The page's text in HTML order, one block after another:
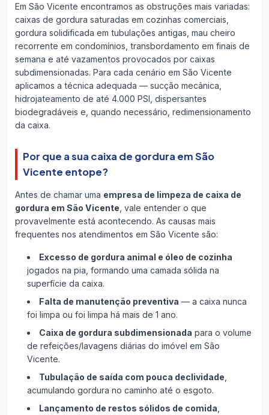
Em São Vicente encontramos as obstruções mais variadas:
caixas de gordura saturadas em cozinhas comerciais,
gordura solidificada em tubulações antigas, mau cheiro
recorrente em condomínios, transbordamento em finais de
semana e até vazamentos provocados por caixas
subdimensionadas. Para cada cenário em São Vicente
aplicamos a técnica adequada — sucção mecânica,
hidrojateamento de até 4.000 PSI, dispersantes
biodegradáveis e, quando necessário, redimensionamento
da caixa.
Por que a sua caixa de gordura em São
Vicente entope?
Antes de chamar uma empresa de limpeza de caixa de
gordura em São Vicente , vale entender o que
provavelmente está acontecendo. As causas mais
frequentes nos atendimentos em São Vicente são:
Excesso de gordura animal e óleo de cozinha
jogados na pia, formando uma camada sólida na
superfície da caixa.
Falta de manutenção preventiva — a caixa nunca
foi limpa ou foi limpa há mais de 1 ano.
Caixa de gordura subdimensionada para o volume
de refeições/lavagens diárias do imóvel em São
Vicente.
Tubulação de saída com pouca declividade
acumulando gordura no caminho até o esgoto.
Lançamento de restos sólidos de comida